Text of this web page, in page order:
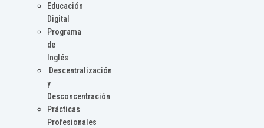
Educación
Digital
Programa
de
Inglés
Descentralización
y
Desconcentración
Prácticas
Profesionales